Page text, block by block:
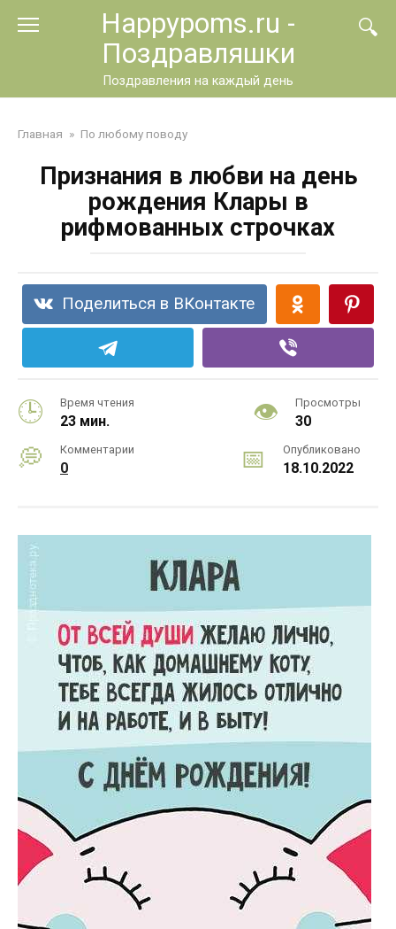
Happypoms.ru -
Поздравляшки
Поздравления на каждый день
Главная » По любому поводу
Признания в любви на день
рождения Клары в
рифмованных строчках
Поделиться в ВКонтакте
Время чтения
23 мин.
Просмотры
30
Комментарии
0
Опубликовано
18.10.2022